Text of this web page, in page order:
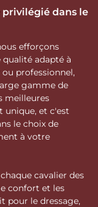
privilégié dans le
efforçons
adapté à
professionnel,
gamme de
meilleures
unique, et c'est
le choix de
à votre
cavalier des
confort et les
pour le dressage,